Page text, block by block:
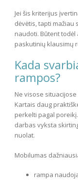
Jei šis kriterijus
dėvėtis, tapti mažiau
naudoti. Būtent
paskutinių klausimų
Kada
rampos?
Ne visose
Kartais daug
perkelti pagal
darbas vyksta
nuolat.
Mobilumas
rampa